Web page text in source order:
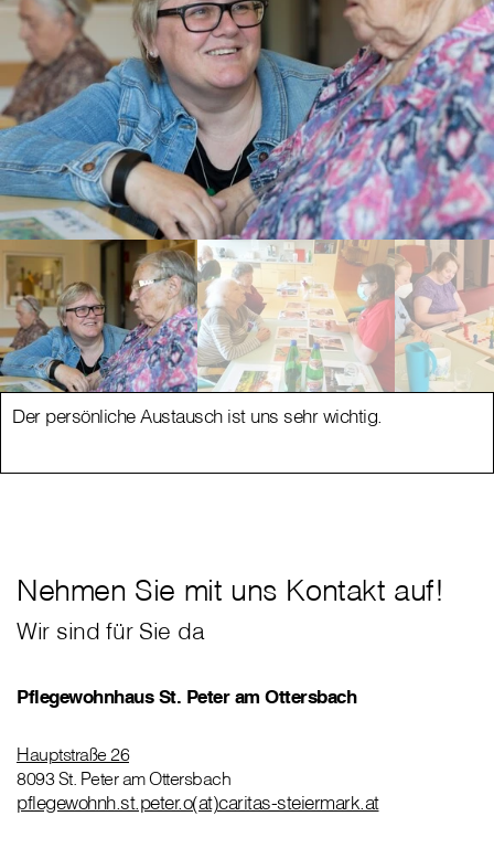
Der persönliche Austausch ist uns sehr wichtig.
Nehmen Sie mit uns Kontakt auf!
Wir sind für Sie da
Pflegewohnhaus St. Peter am Ottersbach
Hauptstraße 26
8093 St. Peter am Ottersbach
pflegewohnh.st.peter.o(at)caritas-steiermark.at